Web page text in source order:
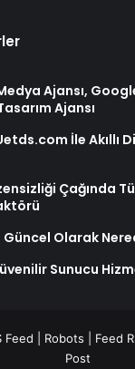
Ajansı,
Ajansı
İle Akıllı
Çağında
Olarak
Sunucu
Feed Robots Feed
Post